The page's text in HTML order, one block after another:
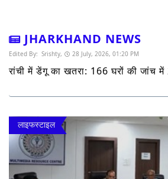
JHARKHAND NEWS
Edited By: Srishty, 28 July, 2026, 01:20 PM
रांची में डेंगू का खतरा: 166 घरों की जांच में
लाइफस्टाइल